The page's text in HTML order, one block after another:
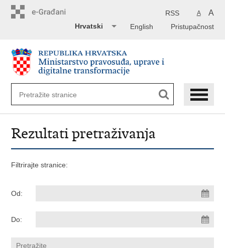
A A
RSS
Pristupačnost
English
Hrvatski
Rezultati pretraživanja
Filtrirajte stranice:
Od:
Do: